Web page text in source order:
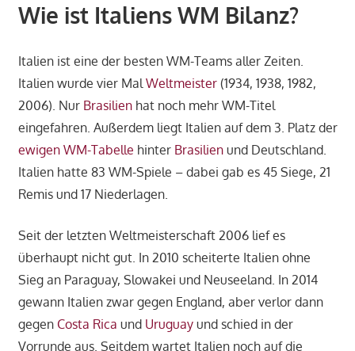
Wie ist Italiens WM Bilanz?
Italien ist eine der besten WM-Teams aller Zeiten.
Italien wurde vier MalWeltmeister(1934, 1938, 1982,
2006). Nur Brasilienhat noch mehr WM-Titel
eingefahren. Außerdem liegt Italien auf dem 3. Platz der
ewigen WM-Tabelle hinter Brasilienund Deutschland.
Italien hatte 83 WM-Spiele – dabei gab es 45 Siege, 21
Remis und 17 Niederlagen.
Seit der letzten Weltmeisterschaft 2006 lief es
überhaupt nicht gut. In 2010 scheiterte Italien ohne
Sieg an Paraguay, Slowakei und Neuseeland. In 2014
gewann Italien zwar gegen England, aber verlor dann
gegen Costa Rica und Uruguayund schied in der
Vorrunde aus. Seitdem wartet Italien noch auf die